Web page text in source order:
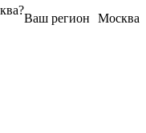
Москва
Ваш регион
?